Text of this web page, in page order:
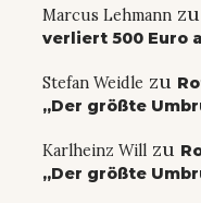
Marcus Lehmann zu
verliert 500 Euro
Stefan Weidle zu
„Der größte
Karlheinz Will zu
„Der größte